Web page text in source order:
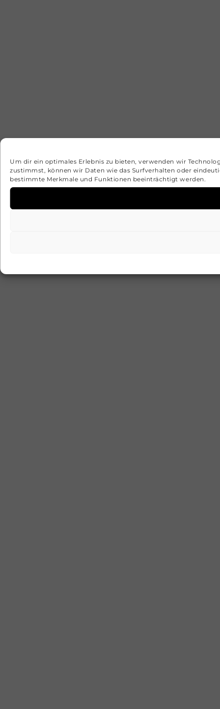
Um dir ein optimales Erlebnis zu bieten, verwenden wir
zustimmst, können wir Daten wie das Surfverhalten oder
bestimmte Merkmale und Funktionen beeinträchtigt werden.